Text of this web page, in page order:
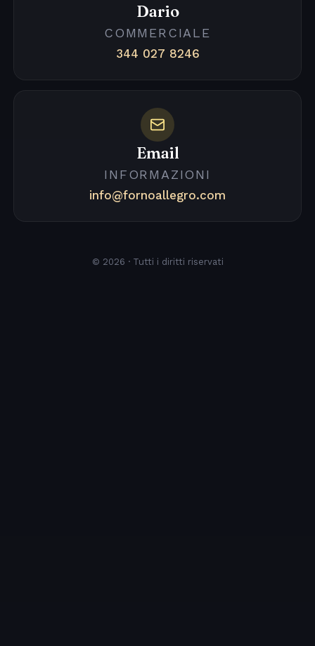
Dario
COMMERCIALE
344 027 8246
Email
INFORMAZIONI
info@fornoallegro.com
© 2026 · Tutti i diritti riservati